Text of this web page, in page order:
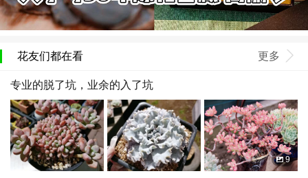
花友们都在看 更多
专业的脱了坑，业余的入了坑
9